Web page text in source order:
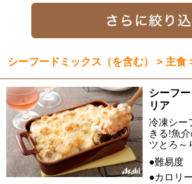
シーフードミックス（を含む） > 主
シーフ
リア
冷凍シー
きる!魚
ツとろ～
●難易度
●カロリー